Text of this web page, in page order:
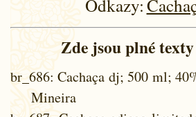
Odkazy:
Zde jsou plné
br_686: Cachaça dj; 500 ml;
Mineira